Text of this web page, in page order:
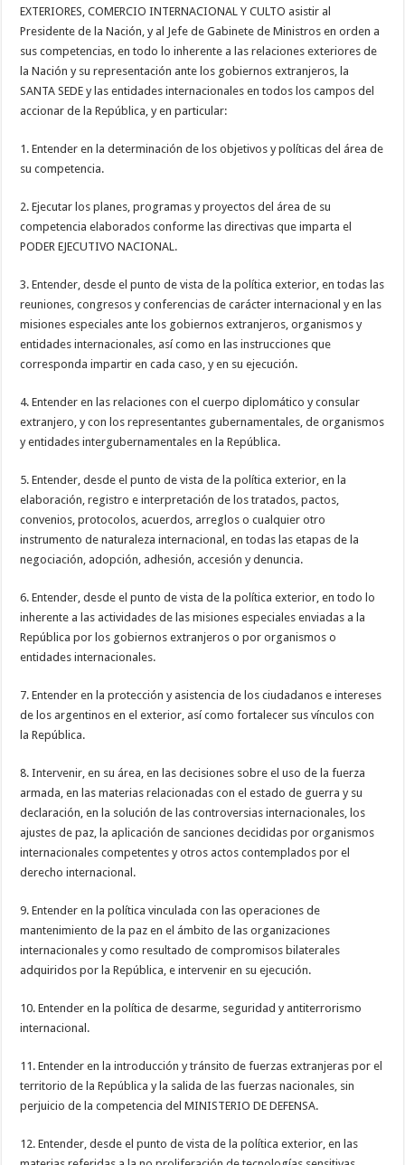
EXTERIORES, COMERCIO INTERNACIONAL Y CULTO asistir al
Presidente de la Nación, y al Jefe de Gabinete de Ministros en orden a
sus competencias, en todo lo inherente a las relaciones exteriores de
la Nación y su representación ante los gobiernos extranjeros, la
SANTA SEDE y las entidades internacionales en todos los campos del
accionar de la República, y en particular:
1. Entender en la determinación de los objetivos y políticas del área de
su competencia.
2. Ejecutar los planes, programas y proyectos del área de su
competencia elaborados conforme las directivas que imparta el
PODER EJECUTIVO NACIONAL.
3. Entender, desde el punto de vista de la política exterior, en todas las
reuniones, congresos y conferencias de carácter internacional y en las
misiones especiales ante los gobiernos extranjeros, organismos y
entidades internacionales, así como en las instrucciones que
corresponda impartir en cada caso, y en su ejecución.
4. Entender en las relaciones con el cuerpo diplomático y consular
extranjero, y con los representantes gubernamentales, de organismos
y entidades intergubernamentales en la República.
5. Entender, desde el punto de vista de la política exterior, en la
elaboración, registro e interpretación de los tratados, pactos,
convenios, protocolos, acuerdos, arreglos o cualquier otro
instrumento de naturaleza internacional, en todas las etapas de la
negociación, adopción, adhesión, accesión y denuncia.
6. Entender, desde el punto de vista de la política exterior, en todo lo
inherente a las actividades de las misiones especiales enviadas a la
República por los gobiernos extranjeros o por organismos o
entidades internacionales.
7. Entender en la protección y asistencia de los ciudadanos e intereses
de los argentinos en el exterior, así como fortalecer sus vínculos con
la República.
8. Intervenir, en su área, en las decisiones sobre el uso de la fuerza
armada, en las materias relacionadas con el estado de guerra y su
declaración, en la solución de las controversias internacionales, los
ajustes de paz, la aplicación de sanciones decididas por organismos
internacionales competentes y otros actos contemplados por el
derecho internacional.
9. Entender en la política vinculada con las operaciones de
mantenimiento de la paz en el ámbito de las organizaciones
internacionales y como resultado de compromisos bilaterales
adquiridos por la República, e intervenir en su ejecución.
10. Entender en la política de desarme, seguridad y antiterrorismo
internacional.
11. Entender en la introducción y tránsito de fuerzas extranjeras por el
territorio de la República y la salida de las fuerzas nacionales, sin
perjuicio de la competencia del MINISTERIO DE DEFENSA.
12. Entender, desde el punto de vista de la política exterior, en las